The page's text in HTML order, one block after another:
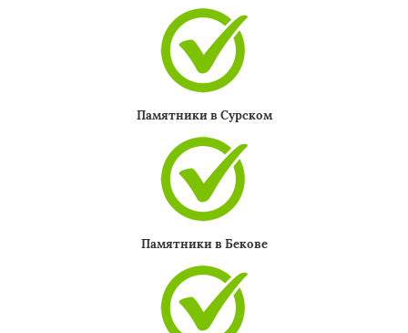
Памятники в Сурском
Памятники в Бекове